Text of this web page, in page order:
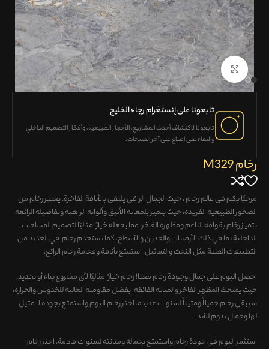
Click to enlarge
تابعونا على إنستغرام رجاء الخليج
تابعونا لاكتشافأحدث المشاريع، الأحجار الطبيعية، وأفكار التصميم الداخلي
والبقاء على اطلاع على آخر الصيحات.
رخام M329
مرحبًا بكم في عالم رخام ، حيث الجمال الراقي يلتقي بالأناقة الفاخرة. يعتبر رخام من
الصخور الطبيعية الفريدة، حيث يتميز بلمعانه الأنيق وألوانه الزاهية وتفاصيله الرائعة.
يتميز رخام بقوامه الناعم ومظهره الفاخر، مما يجعله خيارًا مثاليًا لتصميم المساحات
الداخلية بما في ذلك الأرضيات والجدران والأسطح. كما يستخدم رخام في العديد من
التطبيقات الفنية مثل النحت والتماثيل. استمتع بأناقة وفخامة رخام الرائع.
احصل اليوم على جمال وجودة رخام معنا! رخام خيارًا مثاليًا لأي مشروع بناء أو تجديد،
حيث يمنحك المظهر الفاخر والمتانة الفائقة. بفضل مقاومته العالية للخدوش والحرارة،
سيبقى رخام جميلاً ومتيناً لسنوات عديدة. اختر رخام اليوم واستمتع بجودة لا مثيل
لها وجمال يدوم للأبد.
استثمر اليوم في جودة رخام واستمتع بجماله ومتانته لسنوات قادمة. اختر رخام